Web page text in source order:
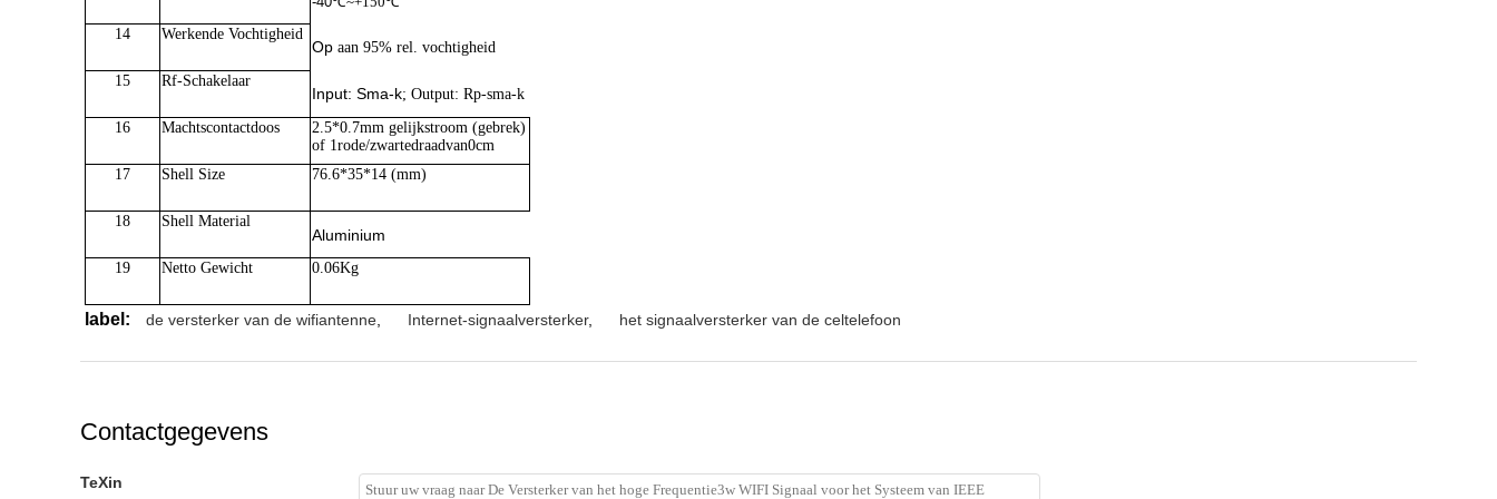
14 Werkende Vochtigheid
Op aan 95% rel. vochtigheid
15
Rf-Schakelaar
Input: Sma-k; Output: Rp-sma-k
16
Machtscontactdoos 2.5*0.7mm gelijkstroom (gebrek)
of 1rode/zwartedraadvan0cm
17
Shell Size 76.6*35*14 (mm)
18 Shell Material
Aluminium
19 Netto Gewicht 0.06Kg
label: de versterker van de wifiantenne Internet-signaalversterker, het signaalversterker van de celtelefoon
Contactgegevens
TeXin